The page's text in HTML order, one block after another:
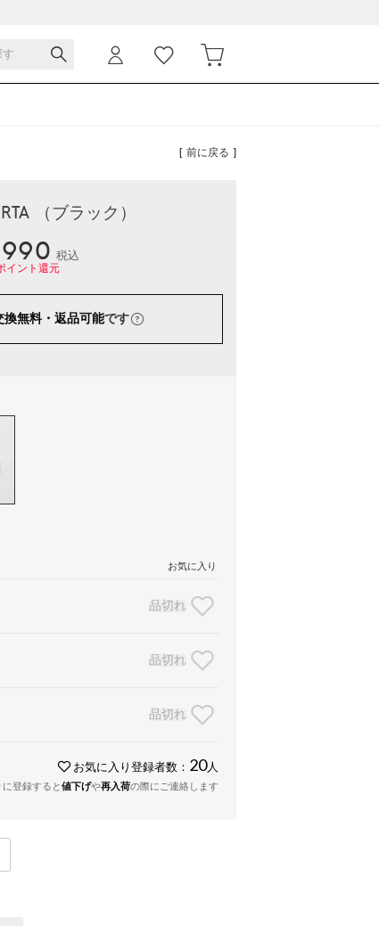
[ 前に戻る ]
（ブラック）
税込
イント還元
換無料・返品可能です
お気に入り
品切れ
品切れ
品切れ
お気に入り登録者数： 20人
登録すると値下げや再入荷の際にご連絡します